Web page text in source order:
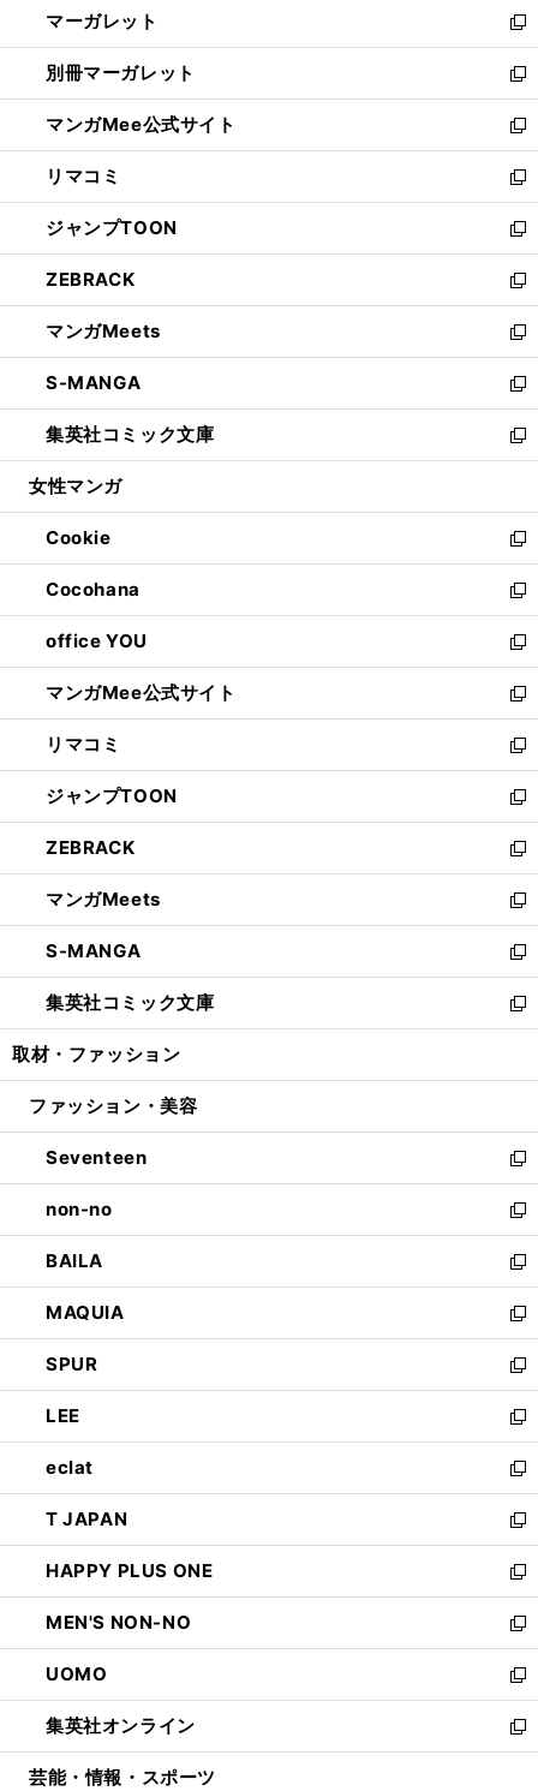
く
で
開
く
ド
ウ
で
開
く
い
ウ
ィ
ン
ド
ウ
で
開
く
マーガレット
新
し
い
ウ
ィ
ン
ド
ウ
で
開
く
別冊マーガレット
新
し
い
ウ
ィ
ン
ド
ウ
で
開
く
マンガMee公式サイト
新
し
い
ウ
ィ
ン
ド
ウ
で
開
く
リマコミ
新
し
い
ウ
ィ
ン
ド
ウ
で
開
く
ジャンプTOON
新
し
い
ウ
ィ
ン
ド
ウ
で
開
ZEBRACK
新
し
い
ウ
ィ
ン
ド
ウ
開
く
マンガMeets
新
し
い
ウ
ィ
ン
ウ
で
開
く
S-MANGA
新
し
い
ウ
ン
ド
ウ
で
開
く
集英社コミック文庫
新
し
ウ
ィ
ン
ド
ウ
で
開
く
女性マンガ
Cookie
新
し
い
ウ
ィ
ン
ド
ウ
で
開
く
Cocohana
新
し
い
ウ
ィ
ン
ド
ウ
で
開
く
office YOU
新
し
い
ウ
ィ
ン
ド
ウ
で
開
く
マンガMee公式サイト
新
し
い
ウ
ィ
ン
ド
ウ
で
開
く
リマコミ
新
し
い
ウ
ィ
ン
ド
ウ
で
開
く
ジャンプTOON
新
し
い
ウ
ィ
ン
ド
ウ
で
開
ZEBRACK
新
し
い
ウ
ィ
ン
ド
ウ
開
マンガMeets
新
し
い
ウ
ィ
ン
ウ
開
く
S-MANGA
新
し
い
ウ
ン
ウ
で
開
く
集英社コミック文庫
新
し
ウ
ン
ド
ウ
で
開
く
取材・ファッション
ファッション・美容
Seventeen
新
し
い
ウ
ィ
ン
ド
ウ
で
開
く
non-no
新
し
い
ウ
ィ
ン
ド
ウ
で
開
く
BAILA
新
し
い
ウ
ィ
ン
ド
ウ
で
開
く
MAQUIA
新
し
い
ウ
ィ
ン
ド
ウ
で
開
く
SPUR
新
し
い
ウ
ィ
ン
ド
ウ
で
開
く
LEE
新
し
い
ウ
ィ
ン
ド
ウ
で
開
く
eclat
新
し
い
ウ
ィ
ン
ド
ウ
で
開
く
T JAPAN
新
し
い
ウ
ィ
ン
ド
ウ
で
開
HAPPY PLUS ONE
新
し
い
ウ
ィ
ン
ド
ウ
MEN'S NON-NO
新
し
い
ウ
ィ
ン
UOMO
新
し
い
ウ
集英社オンライン
新
し
芸能・情報・スポーツ